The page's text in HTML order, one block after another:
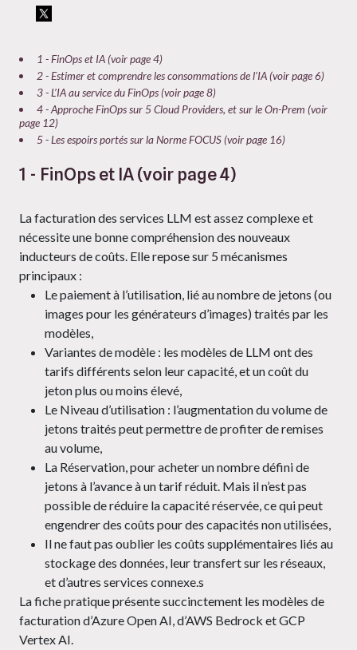
1 - FinOps et IA (voir page 4)
2 - Estimer et comprendre les consommations de l’IA (voir page 6)
3 - L’IA au service du FinOps (voir page 8)
4 - Approche FinOps sur 5 Cloud Providers, et sur le On-Prem (voir
page 12)
5 - Les espoirs portés sur la Norme FOCUS (voir page 16)
1 - FinOps et IA (voir page 4)
La facturation des services LLM est assez complexe et
nécessite une bonne compréhension des nouveaux
inducteurs de coûts. Elle repose sur 5 mécanismes
principaux :
Le paiement à l’utilisation, lié au nombre de jetons (ou
images pour les générateurs d’images) traités par les
modèles,
Variantes de modèle : les modèles de LLM ont des
tarifs différents selon leur capacité, et un coût du
jeton plus ou moins élevé,
Le Niveau d’utilisation : l’augmentation du volume de
jetons traités peut permettre de profiter de remises
au volume,
La Réservation, pour acheter un nombre défini de
jetons à l’avance à un tarif réduit. Mais il n’est pas
possible de réduire la capacité réservée, ce qui peut
engendrer des coûts pour des capacités non utilisées,
Il ne faut pas oublier les coûts supplémentaires liés au
stockage des données, leur transfert sur les réseaux,
et d’autres services connexe.s
La fiche pratique présente succinctement les modèles de
facturation d’Azure Open AI, d’AWS Bedrock et GCP
Vertex AI.